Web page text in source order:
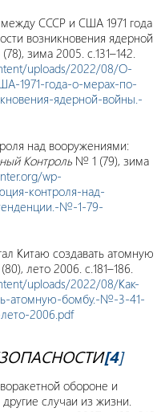
СССР и США 1971 года
возникновения ядерной
зима 2005. с.131–142.
uploads/2022/08/О-
1971-года-о-мерах-по-
ядерной-войны.-
над вооружениями:
Контроль № 1 (79), зима
wp-
контроля-над-
№-1-79-
Китаю создавать атомную
лето 2006. c.181–186.
uploads/2022/08/Как-
атомную-бомбу.-№-3-41-
2006.pdf
[4]
обороне и
случаи из жизни.